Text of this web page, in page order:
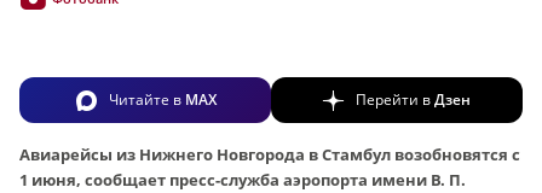
Читайте в MAX Перейти вДзен
Авиарейсы из Нижнего Новгорода в Стамбул возобновятся с
1 июня, сообщает пресс-служба аэропорта имени В. П.